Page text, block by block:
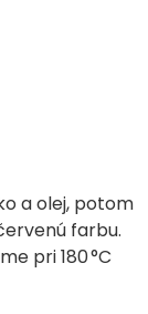
a olej, potom
farbu.
pri 180 °C